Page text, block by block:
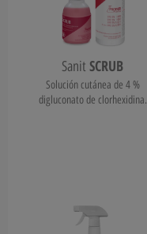
Sanit SCRUB
Solución cutánea de 4 %
digluconato de clorhexidina.